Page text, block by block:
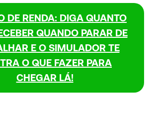
DE RENDA: DIGA QUANTO
QUANDO PARAR DE
E O SIMULADOR TE
O QUE FAZER PARA
CHEGAR LÁ!